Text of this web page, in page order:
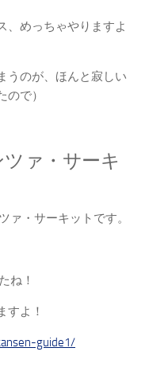
、めっちゃやりますよ
うのが、ほんと寂しい
で）
ァ・サーキ
ァ・サーキットです。
ね！
すよ！
guide1/